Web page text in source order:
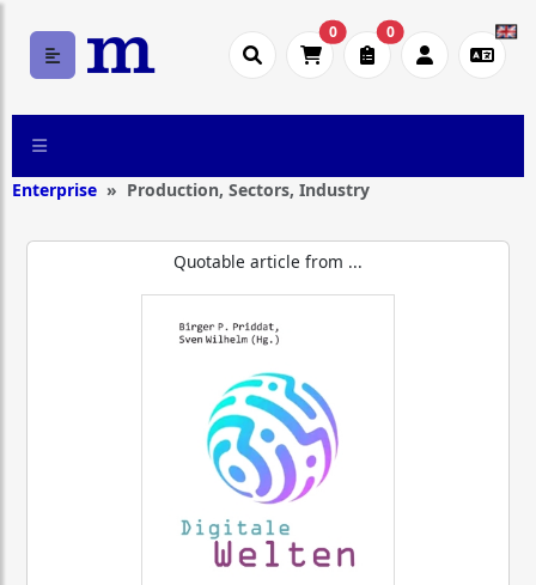
0 0
Enterprise Production, Sectors, Industry
Quotable article from ...